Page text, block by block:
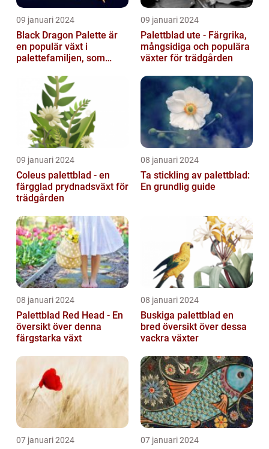
09 januari 2024
Black Dragon Palette är
en populär växt i
palettefamiljen, som
mörka, nästan sv...
09 januari 2024
Palettblad ute - Färgrika,
mångsidiga och populära
växter för trädgården
09 januari 2024
Coleus palettblad - en
färgglad prydnadsväxt för
trädgården
08 januari 2024
Ta stickling av palettblad:
En grundlig guide
08 januari 2024
Palettblad Red Head - En
översikt över denna
färgstarka växt
08 januari 2024
Buskiga palettblad en
bred översikt över dessa
vackra växter
07 januari 2024 07 januari 2024